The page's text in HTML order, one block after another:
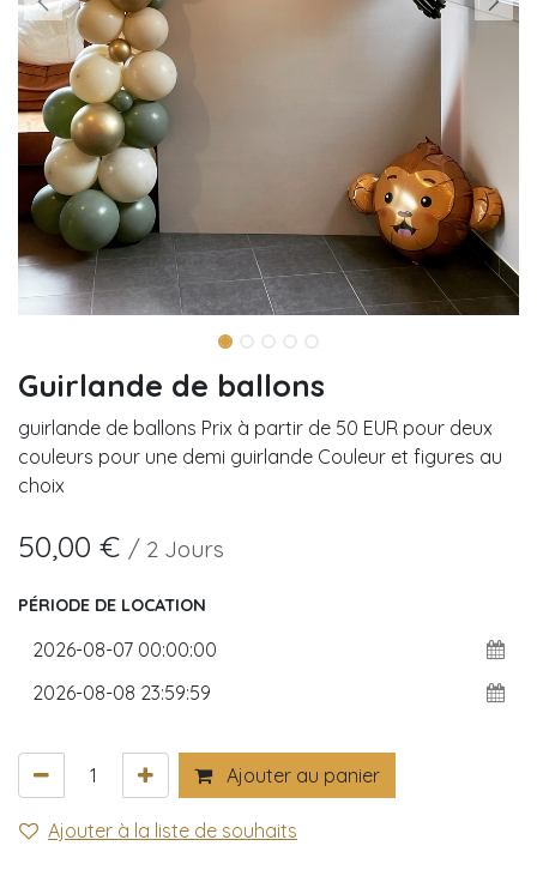
Guirlande de ballons
guirlande de ballons Prix à partir de 50 EUR pour deux
couleurs pour une demi guirlande Couleur et figures au
choix
50,00 € / 2 Jours
PÉRIODE DE LOCATION
Ajouter au panier
Ajouter à la liste de souhaits